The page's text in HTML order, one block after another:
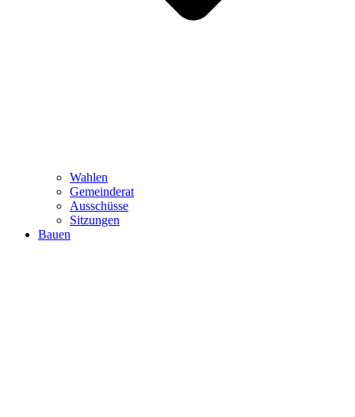
Wahlen
Gemeinderat
Ausschüsse
Sitzungen
Bauen